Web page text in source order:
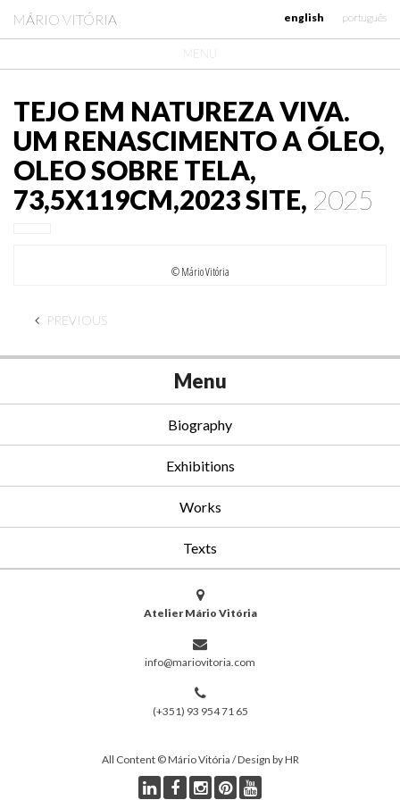
MÁRIO VITÓRIA português
english
MENU
TEJO EM NATUREZA VIVA.
UM RENASCIMENTO A ÓLEO,
OLEO SOBRE TELA,
73,5X119CM,2023 SITE, 2025
© Mário Vitória
PREVIOUS
Menu
Biography
Exhibitions
Works
Texts
Atelier Mário Vitória
info@mariovitoria.com
(+351) 93 954 71 65
All Content © Mário Vitória / Design by HR